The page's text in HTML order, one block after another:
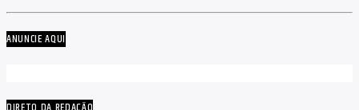
ANUNCIE AQUI